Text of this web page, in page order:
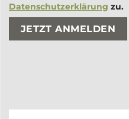
Datenschutzerklärung zu.